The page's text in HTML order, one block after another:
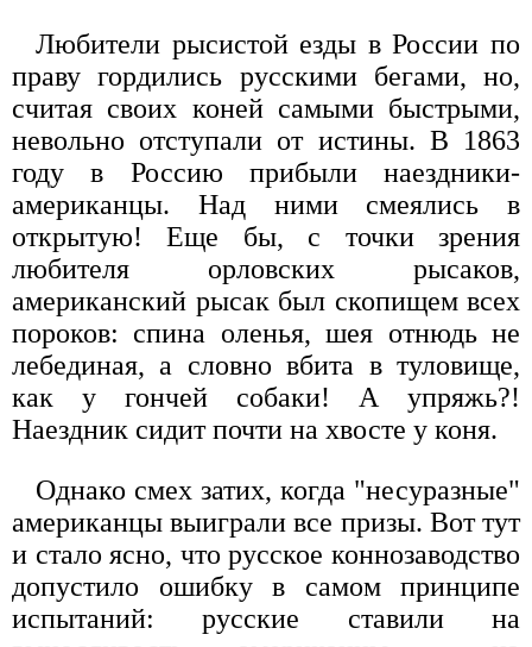
Любители рысистой езды в России по
праву гордились русскими бегами, но,
считая своих коней самыми быстрыми,
невольно отступали от истины. В 1863
году в Россию прибыли наездники-
американцы. Над ними смеялись в
открытую! Еще бы, с точки зрения
любителя орловских рысаков,
американский рысак был скопищем всех
пороков: спина оленья, шея отнюдь не
лебединая, а словно вбита в туловище,
как у гончей собаки! А упряжь?!
Наездник сидит почти на хвосте у коня.
Однако смех затих, когда "несуразные"
американцы выиграли все призы. Вот тут
и стало ясно, что русское коннозаводство
допустило ошибку в самом принципе
испытаний: русские ставили на